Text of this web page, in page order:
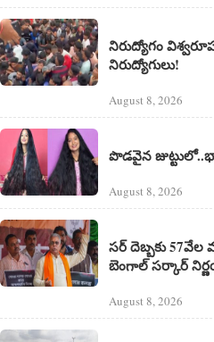
నిరుద్యోగం
నిరుద్యోగులు!
August 8, 2026
పొడవైన
August 8, 2026
సర్ దెబ్బకు
బెంగాల్ సర్కార్
August 8, 2026